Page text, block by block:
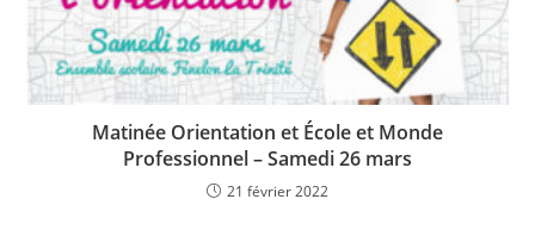
Matinée Orientation et École et Monde
Professionnel – Samedi 26 mars
21 février 2022